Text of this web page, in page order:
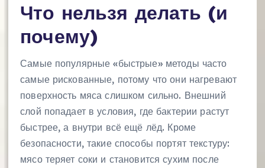
Что нельзя делать (и
почему)
Самые популярные «быстрые» методы часто
самые рискованные, потому что они нагревают
поверхность мяса слишком сильно. Внешний
слой попадает в условия, где бактерии растут
быстрее, а внутри всё ещё лёд. Кроме
безопасности, такие способы портят текстуру:
мясо теряет соки и становится сухим после